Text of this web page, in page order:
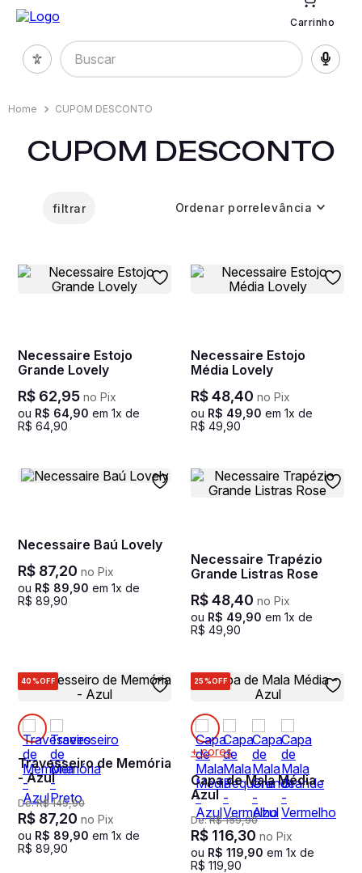
Carrinho
Buscar
CUPOM DESCONTO
CUPOM DESCONTO
filtrar Ordenar porrelevância
Necessaire Estojo
Grande Lovely
R$ 62,95 no Pix
ou R$ 64 90 em 1x de
R$ 64 90
Necessaire Estojo
Média Lovely
R$48,40 no Pix
ou R$ 49 90 em 1x de
R$ 49 90
Necessaire Baú Lovely
R$ 87,20 no Pix
ou R$ 89 90 em 1x de
R$ 89 90
Necessaire Trapézio
Grande Listras Rose
R$48,40 no Pix
ou R$ 49 90 em 1x de
R$ 49 90
40%OFF
Travesseiro de Memória
- Azul
De:R$ 149,90
R$ 87,20 no Pix
ou R$ 89 90 em 1x de
R$ 89 90
25%OFF
+ cores
Capa de Mala Média -
Azul
De:R$ 159,90
R$ 116,30 no Pix
ou R$ 119 90 em 1x de
R$ 119 90